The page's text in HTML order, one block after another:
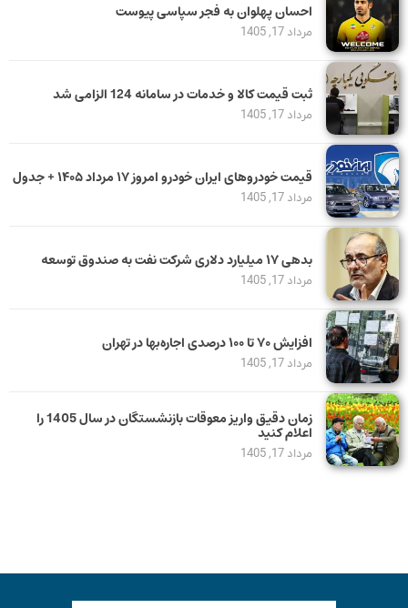
احسان پهلوان به فجر سپاسی پیوست
مرداد 17, 1405
ثبت قیمت کالا و خدمات در سامانه 124 الزامی شد
مرداد 17, 1405
قیمت خودرو‌های ایران خودرو امروز ۱۷ مرداد ۱۴۰۵ + جدول
مرداد 17, 1405
بدهی ١٧ میلیارد دلاری شرکت نفت به صندوق توسعه
مرداد 17, 1405
افزایش ۷۰ تا ۱۰۰ درصدی اجاره‌بها در تهران
مرداد 17, 1405
زمان دقیق واریز معوقات بازنشستگان در سال 1405 را
اعلام کنید
مرداد 17, 1405